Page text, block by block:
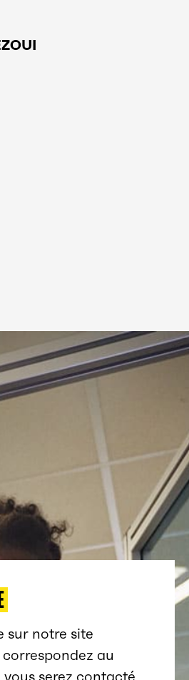
sur notre site
au
serez contacté